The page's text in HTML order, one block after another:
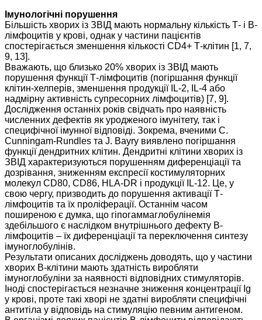
Імунологічні порушення
Більшість хворих із ЗВІД мають нормальну кількість Т- і В-
лімфоцитів у крові, однак у частини пацієнтів
спостерігається зменшення кількості СD4+ Т-клітин [1, 7,
9, 13].
Вважають, що близько 20% хворих із ЗВІД мають
порушення функції Т-лімфоцитів (погіршання функції
клітин-хелперів, зменшення продукції ІL-2, ІL-4 або
надмірну активність супресорних лімфоцитів) [7, 9].
Дослідження останніх років свідчать про наявність
численних дефектів як уродженого імунітету, так і
специфічної імунної відповіді. Зокрема, вченими C.
Cunningam-Rundles та J. Bayry виявлено погіршання
функції дендритних клітин. Дендритні клітини хворих із
ЗВІД характеризуються порушенням диференціації та
дозрівання, зниженням експресії костимуляторних
молекул СD80, СD86, НLА-DR і продукції ІL-12. Це, у
свою чергу, призводить до порушення активації Т-
лімфоцитів та їх проліферації. Останнім часом
поширеною є думка, що гіпогаммаглобулінемія
здебільшого є наслідком внутрішнього дефекту В-
лімфоцитів – їх диференціації та переключення синтезу
імуноглобулінів.
Результати описаних досліджень доводять, що у частини
хворих В-клітини мають здатність виробляти
імуноглобуліни за наявності відповідних стимуляторів.
Іноді спостерігається незначне зниження концентрації Ig
у крові, проте такі хворі не здатні виробляти специфічні
антитіла у відповідь на стимуляцію певним антигеном.